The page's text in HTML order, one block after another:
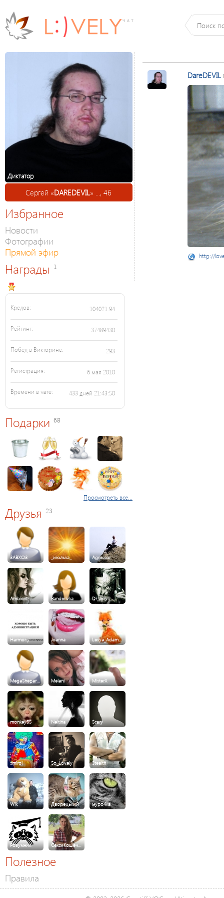
Диктатор
Сергей «DAREDEVIL» ..., 46
Избранное
Новости
Фотографии
Прямой эфир
Награды 1
Кредов: 104021.94
Рейтинг: 37489430
Побед в Викторине: 293
Регистрация: 6 мая 2010
Времени в чате: 433 дней 21:43:50
Подарки 68
Просмотреть все...
Друзья 23
3ABXO3 _июлька_ Agressor
Ambient Banderivka Dr_Jekyll_…
Harmony Joanna Lesya_Adam…
MegaShepar… Melani MisterX
monkey55 Neitina Scary
smirol So_Lovely Stealth
Wik Дворецький муро4ка
Розумник СексиКошеч…
Полезное
Правила
DareDEVIL
http://